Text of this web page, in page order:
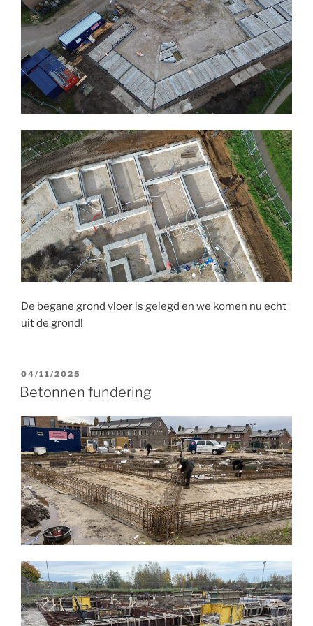
De begane grond vloer is gelegd en we komen nu echt
uit de grond!
GEPLAATST
OP
04/11/2025
Betonnen fundering